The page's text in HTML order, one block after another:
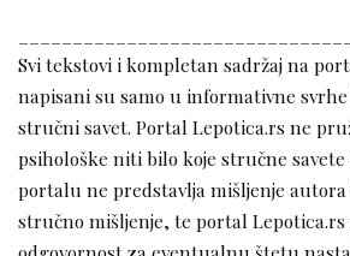
Svi tekstovi i kompletan sadržaj na
napisani su samo u informativne
stručni savet. Portal Lepotica.rs ne
psihološke niti bilo koje stručne
portalu ne predstavlja mišljenje autora
stručno mišljenje, te portal